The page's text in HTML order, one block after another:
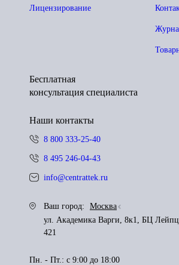
Лицензирование
Бесплатная
консультация специалиста
Наши контакты
8 800 333-25-40
8 495 246-04-43
info@centrattek.ru
Ваш город:
Москва
ул. Академика Варги, 8к1, БЦ
421
Пн. - Пт.: с 9:00 до 18:00